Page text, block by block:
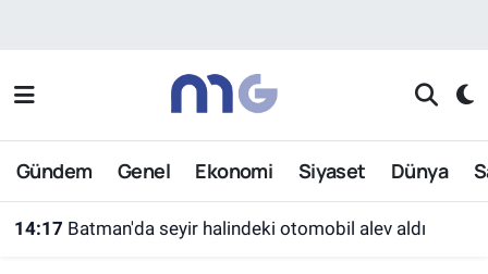
Gündem Genel Ekonomi Siyaset Dünya
14:17 Batman'da seyir halindeki otomobil alev aldı
Nöbetçi Eczaneler
Hava Durumu